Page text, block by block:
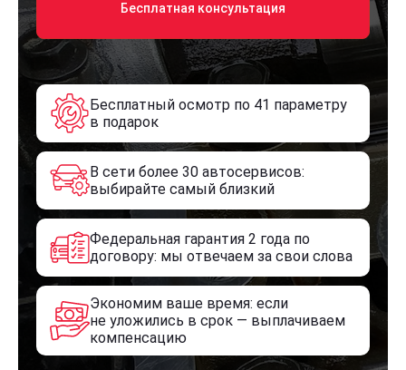
Бесплатная консультация
Бесплатный осмотр по 41 параметру
в подарок
В сети более 30 автосервисов:
выбирайте самый близкий
Федеральная гарантия 2 года по
договору: мы отвечаем за свои слова
Экономим ваше время: если
не уложились в срок — выплачиваем
компенсацию